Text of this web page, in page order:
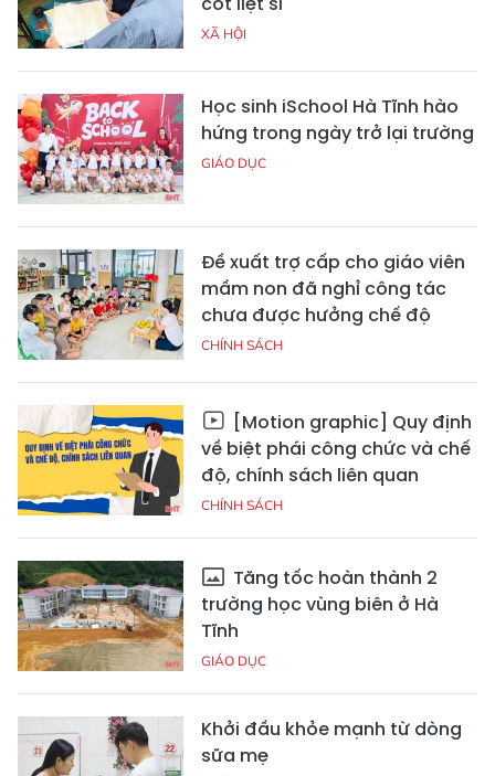
XÃ HỘI
Học sinh iSchool Hà Tĩnh hào
hứng trong ngày trở lại trường
GIÁO DỤC
Đề xuất trợ cấp cho giáo viên
mầm non đã nghỉ công tác
chưa được hưởng chế độ
CHÍNH SÁCH
[Motion graphic] Quy định
về biệt phái công chức và chế
độ, chính sách liên quan
CHÍNH SÁCH
Tăng tốc hoàn thành 2
trường học vùng biên ở Hà
Tĩnh
GIÁO DỤC
Khởi đầu khỏe mạnh từ dòng
sữa mẹ